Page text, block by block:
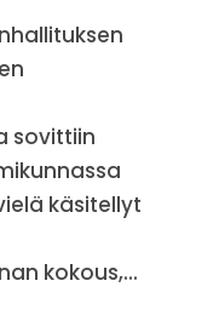
sovittiin
käsitellyt
kokous,...